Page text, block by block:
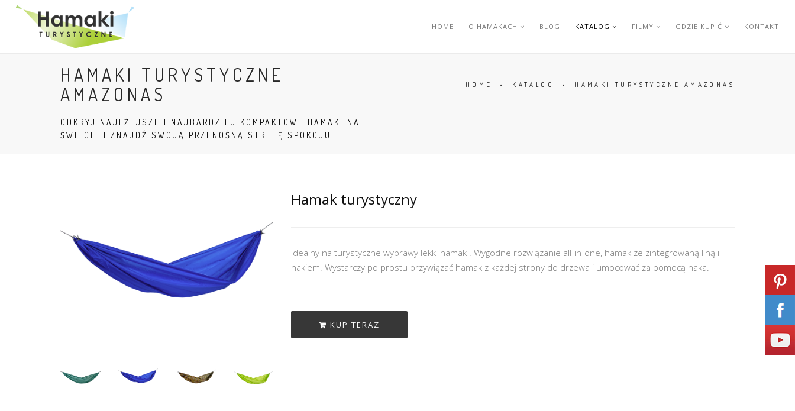
HOME O HAMAKACH BLOG KATALOG FILMY GDZIE KUPIĆ KONTAKT
HAMAKI TURYSTYCZNE
AMAZONAS
ODKRYJ NAJLŻEJSZE I NAJBARDZIEJ KOMPAKTOWE HAMAKI NA
ŚWIECIE I ZNAJDŹ SWOJĄ PRZENOŚNĄ STREFĘ SPOKOJU.
HOME • KATALOG • HAMAKI TURYSTYCZNE AMAZONAS
Hamak turystyczny
Idealny na turystyczne wyprawy lekki hamak . Wygodne rozwiązanie all-in-one, hamak ze zintegrowaną liną i
hakiem. Wystarczy po prostu przywiązać hamak z każdej strony do drzewa i umocować za pomocą haka.
KUP TERAZ